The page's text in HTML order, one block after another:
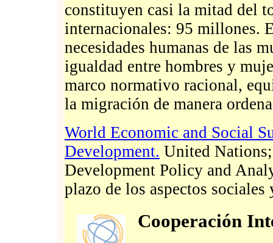
constituyen casi la mitad del
internacionales: 95 millones.
necesidades humanas de las
igualdad entre hombres y
marco normativo racional,
la migración de manera
World Economic and Social
Development. United
Development Policy and
plazo de los aspectos
Cooperación